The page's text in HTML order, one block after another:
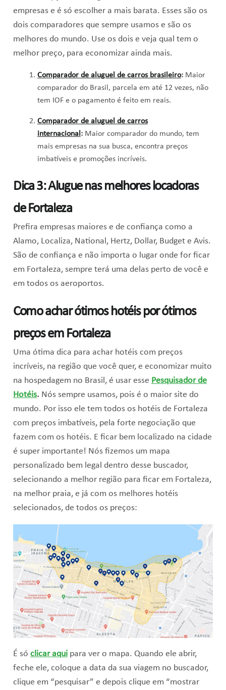
empresas e é só escolher a mais barata. Esses são os
dois comparadores que sempre usamos e são os
melhores do mundo. Use os dois e veja qual tem o
melhor preço, para economizar ainda mais.
Comparador de aluguel de carros brasileiro: Maior
comparador do Brasil, parcela em até 12 vezes, não
tem IOF e o pagamento é feito em reais.
Comparador de aluguel de carros
internacional : Maior comparador do mundo, tem
mais empresas na sua busca, encontra preços
imbatíveis e promoções incríveis.
Dica 3: Alugue nas melhores locadoras
de Fortaleza
Prefira empresas maiores e de confiança como a
Alamo, Localiza, National, Hertz, Dollar, Budget e Avis.
São de confiança e não importa o lugar onde for ficar
em Fortaleza, sempre terá uma delas perto de você e
em todos os aeroportos.
Como achar ótimos hotéis por ótimos
preços em Fortaleza
Uma ótima dica para achar hotéis com preços
incríveis, na região que você quer, e economizar muito
na hospedagem no Brasil, é usar esse Pesquisador de
Hotéis. Nós sempre usamos, pois é o maior site do
mundo. Por isso ele tem todos os hotéis de Fortaleza
com preços imbatíveis, pela forte negociação que
fazem com os hotéis. E ficar bem localizado na cidade
é super importante! Nós fizemos um mapa
personalizado bem legal dentro desse buscador,
selecionando a melhor região para ficar em Fortaleza,
na melhor praia, e já com os melhores hotéis
selecionados, de todos os preços:
É só clicar aqui para ver o mapa. Quando ele abrir,
feche ele, coloque a data da sua viagem no buscador,
clique em “pesquisar” e depois clique em “mostrar